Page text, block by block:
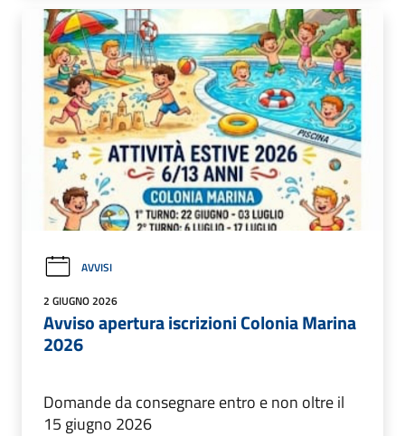
AVVISI
2 GIUGNO 2026
Avviso apertura iscrizioni Colonia Marina
2026
Domande da consegnare entro e non oltre il
15 giugno 2026